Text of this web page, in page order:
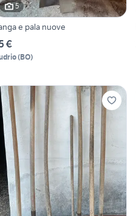
5
e pala nuove
€
(BO)